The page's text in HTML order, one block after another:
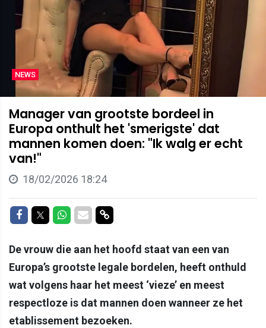
NEWS
Manager van grootste bordeel in
Europa onthult het 'smerigste' dat
mannen komen doen: "Ik walg er echt
van!"
18/02/2026 18:24
Delen op Facebook
Delen op Twitter
Delen op Whatsapp
Delen via Mail
Delen via link
De vrouw die aan het hoofd staat van een van
Europa’s grootste legale bordelen, heeft onthuld
wat volgens haar het meest ‘vieze’ en meest
respectloze is dat mannen doen wanneer ze het
etablissement bezoeken.